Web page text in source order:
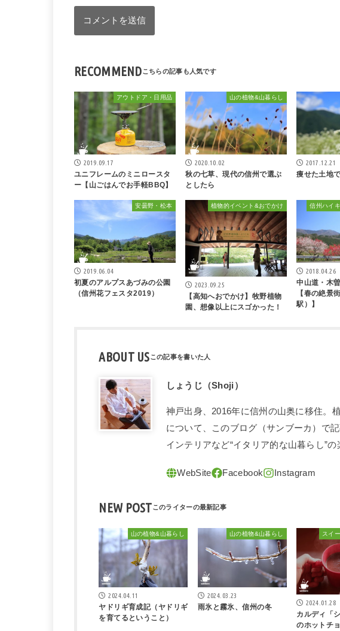
RECOMMEND
アウトドア・日用品
2019.09.17
ユニフレームのミニロースタ
ー【山ごはんでお手軽BBQ】
山の植物&山暮らし
2020.10.02
秋の七草、現代の信州で選ぶ
としたら
2017.12.21
痩せた土地
安曇野・松本
2019.06.04
初夏のアルプスあづみの公園
（信州花フェスタ2019）
植物的イベント&おでかけ
2023.09.25
【高知へおでかけ】牧野植物
園、想像以上にスゴかった！
2018.04.26
中山道・木
【春の絶景
駅）】
ABOUT US
しょうじ（Shoji）
神戸出身、2016年に信州の山奥に移住。
について、このブログ（サンブーカ）で
インテリアなど“イタリア的な山暮らし”
NEW POST
山の植物&山暮らし
2024.04.11
ヤドリギ育成記（ヤドリギ
を育てるということ）
山の植物&山暮らし
2024.03.23
雨氷と霧氷、信州の冬
スイ
2024.01.28
カルディ「
のホットチ